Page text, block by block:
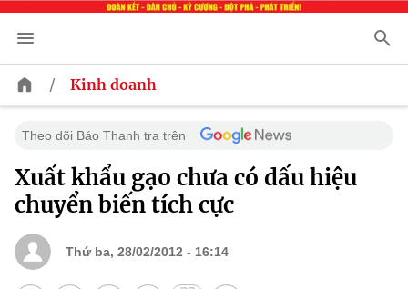
/ Kinh doanh
Theo dõi Báo Thanh tra trên
Xuất khẩu gạo chưa có dấu hiệu
chuyển biến tích cực
Thứ ba, 28/02/2012 - 16:14